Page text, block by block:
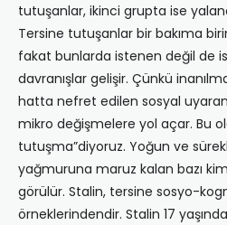
tutuşanlar, ikinci grupta ise
Tersine tutuşanlar bir bakıma
fakat bunlarda istenen değil de
davranışlar gelişir. Çünkü
hatta nefret edilen sosyal
mikro değişmelere yol açar. Bu
tutuşma”diyoruz. Yoğun ve
yağmuruna maruz kalan bazı
görülür. Stalin, tersine sosyo-
örneklerindendir. Stalin 17